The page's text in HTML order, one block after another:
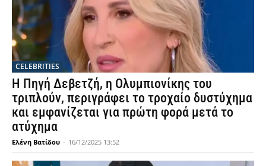
CELEBRITIES
Η Πηγή Δεβετζή, η Ολυμπιονίκης του
τριπλούν, περιγράφει το τροχαίο δυστύχημα
και εμφανίζεται για πρώτη φορά μετά το
ατύχημα
Ελένη Βατίδου - 16/12/2025 13:52